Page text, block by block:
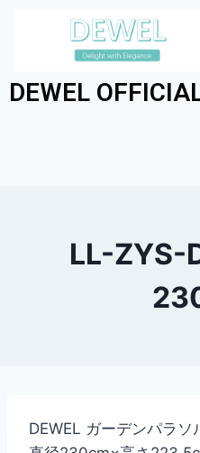
DEWEL
LL-
DEWEL ガーデンパラ